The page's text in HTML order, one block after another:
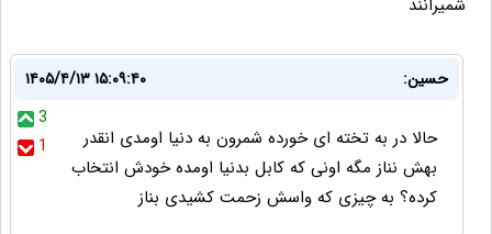
شمیرانند
حسین:
۱۴۰۵/۴/۱۳ ۱۵:۰۹:۴۰
3
1
حالا در به تخته ای خورده شمرون به دنیا اومدی انقدر
بهش نناز مگه اونی که کابل بدنیا اومده خودش انتخاب
کرده؟ به چیزی که واسش زحمت کشیدی بناز